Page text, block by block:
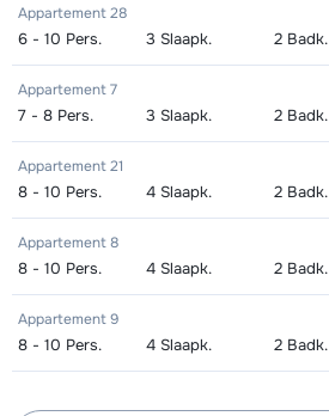
middags - Beginner (0-1 week)
Groepsles ski Kind (5 - 13 jaar) 's
middags - Gemiddeld (2-4 weken)
Groepsles ski Kind (5 - 13 jaar) 's
middags - Gevorderd (min. 4 weken)
Groepsles snowboard vanaf 5 jaar
's middags - Beginner (0 weken)
Groepsles snowboard vanaf 5 jaar
's middags - Gemiddeld (1-2 weken)
Appartement 28
6 - 10 Pers. 3 Slaapk. 2 Badk.
Appartement 7
7 - 8 Pers. 3 Slaapk. 2 Badk.
Appartement 21
8 - 10 Pers. 4 Slaapk. 2 Badk.
Appartement 8
8 - 10 Pers. 4 Slaapk. 2 Badk.
Appartement 9
8 - 10 Pers. 4 Slaapk. 2 Badk.